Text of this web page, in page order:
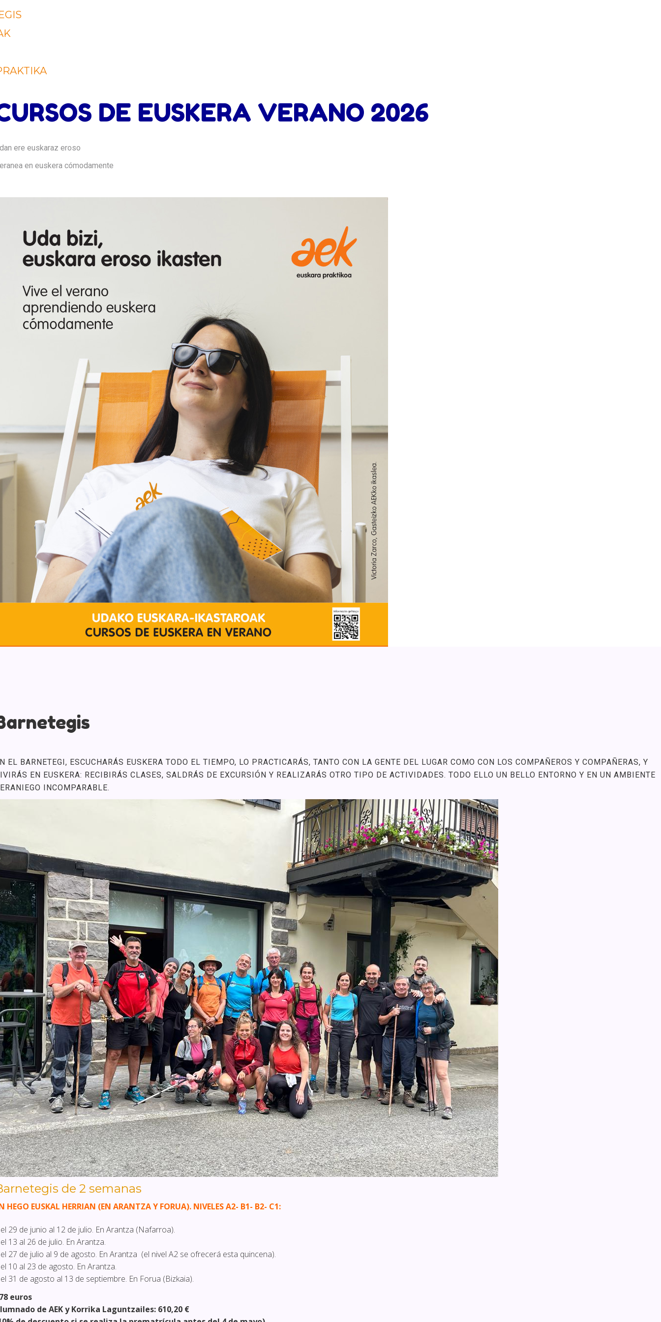
DE EUSKERA VERANO 2026
ere euskaraz eroso
en euskera cómodamente
EL BARNETEGI, ESCUCHARÁS EUSKERA TODO EL TIEMPO, LO PRACTICARÁS, TANTO CON LA GENTE DEL LUGAR COMO CON LOS COMPAÑEROS Y COMPAÑERAS, Y
EN EUSKERA: RECIBIRÁS CLASES, SALDRÁS DE EXCURSIÓN Y REALIZARÁS OTRO TIPO DE ACTIVIDADES. TODO ELLO UN BELLO ENTORNO Y EN UN AMBIENTE
INCOMPARABLE.
de 2 semanas
HEGO EUSKAL HERRIAN (EN ARANTZA Y FORUA). NIVELES A2- B1- B2- C1:
29 de junio al 12 de julio. En Arantza (Nafarroa).
13 al 26 de julio. En Arantza.
27 de julio al 9 de agosto. En Arantza (el nivel A2 se ofrecerá esta quincena).
10 al 23 de agosto. En Arantza.
31 de agosto al 13 de septiembre. En Forua (Bizkaia).
euros
de AEK y Korrika Laguntzailes: 610,20 €